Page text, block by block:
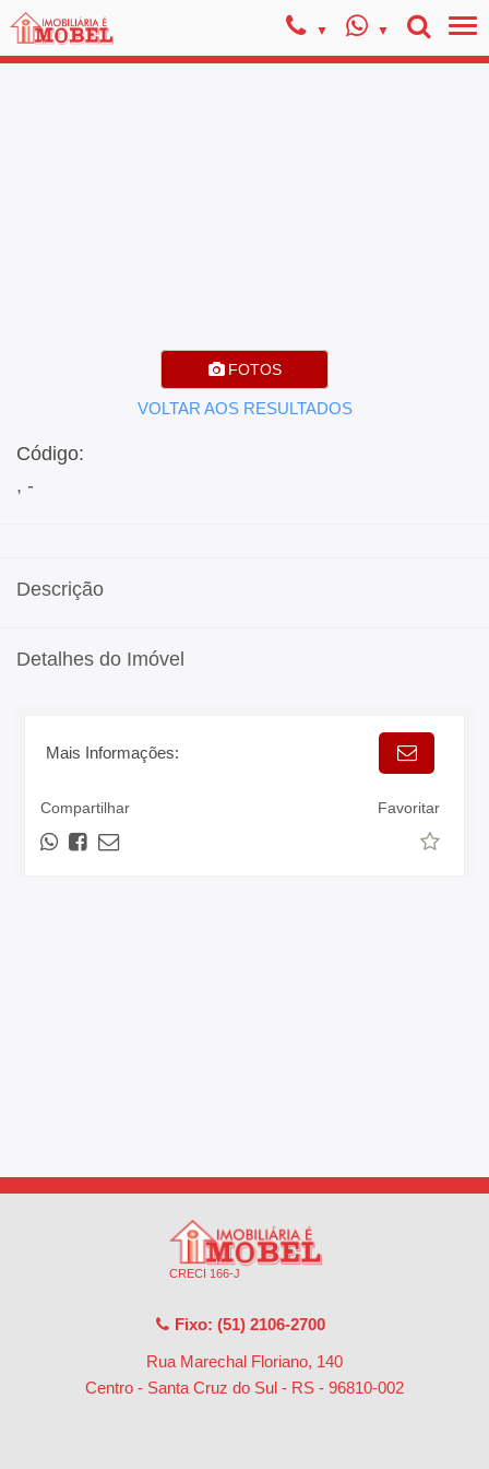
FOTOS
VOLTAR AOS RESULTADOS
Código:
, -
Descrição
Detalhes do Imóvel
Mais Informações:
Compartilhar Favoritar
CRECI 166-J
Fixo: (51) 2106-2700
Rua Marechal Floriano, 140
Centro - Santa Cruz do Sul - RS - 96810-002